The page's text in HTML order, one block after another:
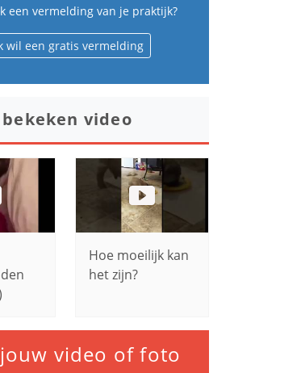
een vermelding van je praktijk?
wil een gratis vermelding
video
Hoe moeilijk kan
het zijn?
video of foto